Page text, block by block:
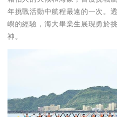
年挑戰活動中航程最遠的一次。
嶼的經驗，海大畢業生展現勇於
神。